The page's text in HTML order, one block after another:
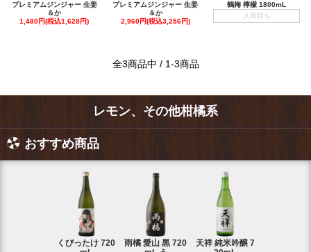
プレミアムジンジャー 生姜
＆か
1,480円(税込1,628円)
プレミアムジンジャー 生姜
＆か
2,960円(税込3,256円)
鶴梅 檸檬 1800mL
入荷待ち
全3商品中 / 1-3商品
レモン、その他柑橘系
おすすめ商品
くびったけ 720
雨橘 愛山 黒 720
天祥 純米吟醸 7